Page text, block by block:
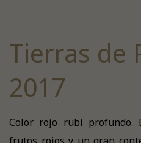
Tierras de
2017
Color rojo rubí profundo.